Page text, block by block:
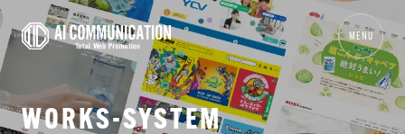
MENU
01 TOP
WORKS-SYSTEM